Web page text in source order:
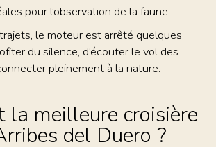
pour l’observation de la faune
le moteur est arrêté quelques
du silence, d’écouter le vol des
pleinement à la nature.
la meilleure croisière
del Duero ?